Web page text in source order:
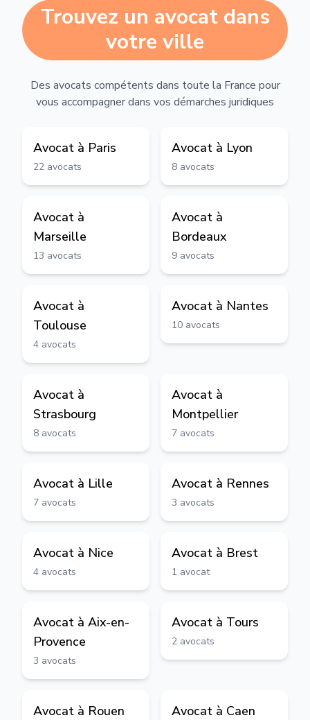
Trouvez un avocat dans
votre ville
Des avocats compétents dans toute la France pour
vous accompagner dans vos démarches juridiques
Avocat à Paris
22 avocats
Avocat à Lyon
8 avocats
Avocat à
Marseille
13 avocats
Avocat à
Bordeaux
9 avocats
Avocat à
Toulouse
4 avocats
Avocat à Nantes
10 avocats
Avocat à
Strasbourg
8 avocats
Avocat à
Montpellier
7 avocats
Avocat à Lille
7 avocats
Avocat à Rennes
3 avocats
Avocat à Nice
4 avocats
Avocat à Brest
1 avocat
Avocat à Aix-en-
Provence
3 avocats
Avocat à Tours
2 avocats
Avocat à Rouen Avocat à Caen